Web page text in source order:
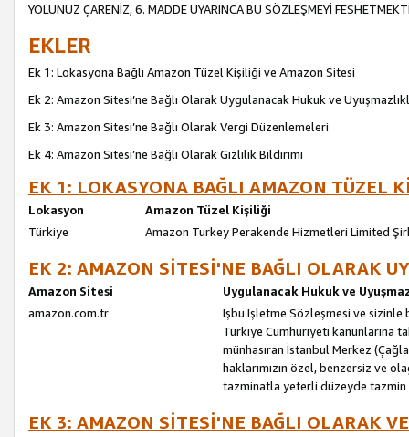
YOLUNUZ ÇARENİZ, 6. MADDE UYARINCA BU SÖZLEŞMEYİ
EKLER
Ek 1: Lokasyona Bağlı Amazon Tüzel Kişiliği ve Amazon Sitesi
Ek 2: Amazon Sitesi’ne Bağlı Olarak Uygulanacak Hukuk ve
Ek 3: Amazon Sitesi’ne Bağlı Olarak Vergi Düzenlemeleri
Ek 4: Amazon Sitesi’ne Bağlı Olarak Gizlilik Bildirimi
EK 1: LOKASYONA BAĞLI AMAZON TÜZEL
Lokasyon
Amazon Tüzel Kişiliği
Türkiye
Amazon Turkey Perakende Hizmetleri Limited
EK 2: AMAZON SİTESİ'NE BAĞLI OLARAK
Amazon Sitesi
Uygulanacak Hukuk ve
amazon.com.tr
İşbu İşletme Sözleşmesi ve sizinle
Türkiye Cumhuriyeti kanunlarına
münhasıran İstanbul Merkez
haklarımızın özel, benzersiz ve
tazminatla yeterli düzeyde
EK 3: AMAZON SİTESİ'NE BAĞLI OLARAK